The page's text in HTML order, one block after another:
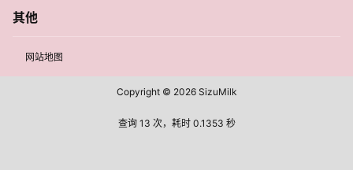
其他
网站地图
Copyright © 2026SizuMilk
查询 13 次，耗时 0.1353 秒